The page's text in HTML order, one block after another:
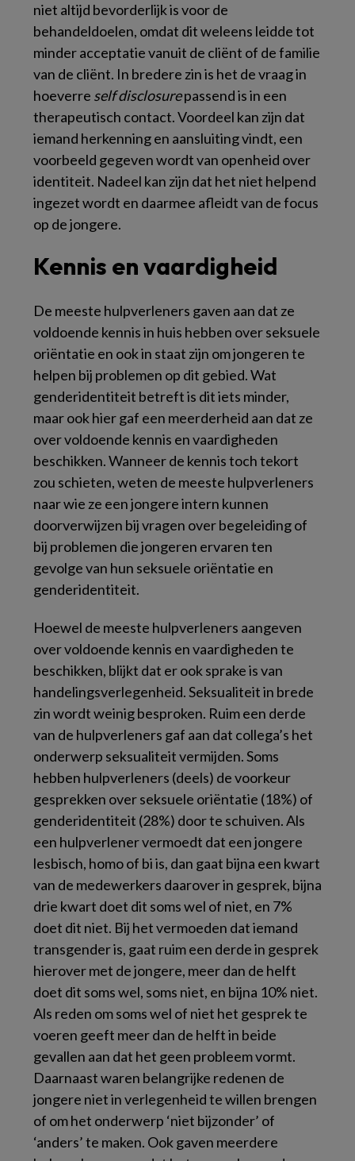
niet altijd bevorderlijk is voor de
behandeldoelen, omdat dit weleens leidde tot
minder acceptatie vanuit de cliënt of de familie
van de cliënt. In bredere zin is het de vraag in
hoeverre self disclosurepassend is in een
therapeutisch contact. Voordeel kan zijn dat
iemand herkenning en aansluiting vindt, een
voorbeeld gegeven wordt van openheid over
identiteit. Nadeel kan zijn dat het niet helpend
ingezet wordt en daarmee afleidt van de focus
op de jongere.
Kennis en vaardigheid
De meeste hulpverleners gaven aan dat ze
voldoende kennis in huis hebben over seksuele
oriëntatie en ook in staat zijn om jongeren te
helpen bij problemen op dit gebied. Wat
genderidentiteit betreft is dit iets minder,
maar ook hier gaf een meerderheid aan dat ze
over voldoende kennis en vaardigheden
beschikken. Wanneer de kennis toch tekort
zou schieten, weten de meeste hulpverleners
naar wie ze een jongere intern kunnen
doorverwijzen bij vragen over begeleiding of
bij problemen die jongeren ervaren ten
gevolge van hun seksuele oriëntatie en
genderidentiteit.
Hoewel de meeste hulpverleners aangeven
over voldoende kennis en vaardigheden te
beschikken, blijkt dat er ook sprake is van
handelingsverlegenheid. Seksualiteit in brede
zin wordt weinig besproken. Ruim een derde
van de hulpverleners gaf aan dat collega’s het
onderwerp seksualiteit vermijden. Soms
hebben hulpverleners (deels) de voorkeur
gesprekken over seksuele oriëntatie (18%) of
genderidentiteit (28%) door te schuiven. Als
een hulpverlener vermoedt dat een jongere
lesbisch, homo of bi is, dan gaat bijna een kwart
van de medewerkers daarover in gesprek, bijna
drie kwart doet dit soms wel of niet, en 7%
doet dit niet. Bij het vermoeden dat iemand
transgender is, gaat ruim een derde in gesprek
hierover met de jongere, meer dan de helft
doet dit soms wel, soms niet, en bijna 10% niet.
Als reden om soms wel of niet het gesprek te
voeren geeft meer dan de helft in beide
gevallen aan dat het geen probleem vormt.
Daarnaast waren belangrijke redenen de
jongere niet in verlegenheid te willen brengen
of om het onderwerp ‘niet bijzonder’ of
‘anders’ te maken. Ook gaven meerdere